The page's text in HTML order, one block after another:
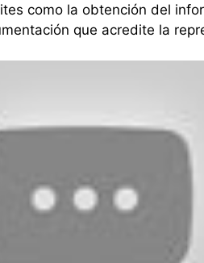
como la obtención del
que acredite la